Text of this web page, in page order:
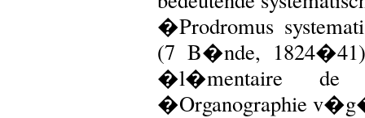
�Prodromus
(7 B�nde,
�l�mentaire de
�Organographie